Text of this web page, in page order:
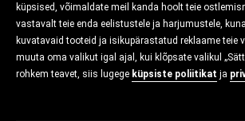
küpsised, võimaldate meil kanda hoolt teie
vastavalt teie enda eelistustele ja harjumustele,
kuvatavaid tooteid ja isikupärastatud reklaame teie
muuta oma valikut igal ajal, kui klõpsate valikul
rohkem teavet, siis lugege küpsiste poliitikat ja